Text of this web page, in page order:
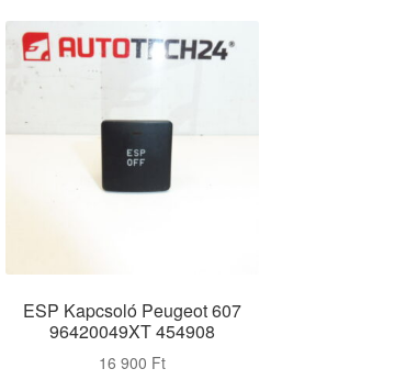
ESP Kapcsoló Peugeot 607
96420049XT 454908
16 900 Ft